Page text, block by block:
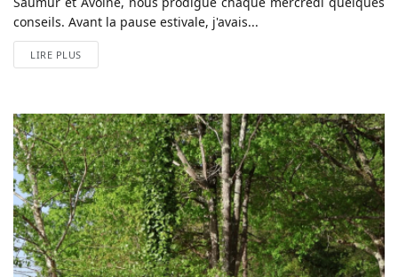
conseils. Avant la pause estivale, j'avais...
LIRE PLUS